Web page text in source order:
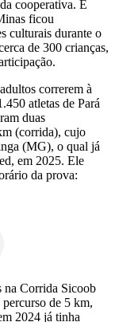
cooperativa. E
ficou
culturais durante o
de 300 crianças,
correrem à
atletas de Pará
duas
(corrida), cujo
(MG), o qual já
em 2025. Ele
da prova:
na Corrida Sicoob
de 5 km,
2024 já tinha